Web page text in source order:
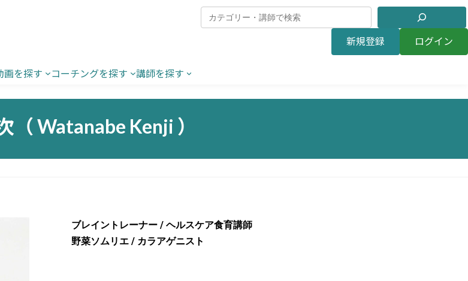
新規登録 ログイン
画を探す コーチングを探す 講師を探す
（ Watanabe Kenji ）
ブレイントレーナー / ヘルスケア食育講師
野菜ソムリエ / カラアゲニスト